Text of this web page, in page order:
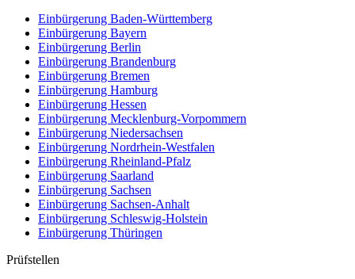
Einbürgerung Baden-Württemberg
Einbürgerung Bayern
Einbürgerung Berlin
Einbürgerung Brandenburg
Einbürgerung Bremen
Einbürgerung Hamburg
Einbürgerung Hessen
Einbürgerung Mecklenburg-Vorpommern
Einbürgerung Niedersachsen
Einbürgerung Nordrhein-Westfalen
Einbürgerung Rheinland-Pfalz
Einbürgerung Saarland
Einbürgerung Sachsen
Einbürgerung Sachsen-Anhalt
Einbürgerung Schleswig-Holstein
Einbürgerung Thüringen
Prüfstellen